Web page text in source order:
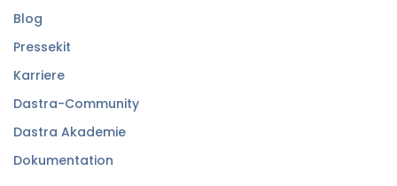
Blog
Pressekit
Karriere
Dastra-Community
Dastra Akademie
Dokumentation